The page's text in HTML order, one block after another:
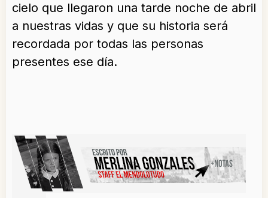
cielo que llegaron una tarde noche de abril
a nuestras vidas y que su historia será
recordada por todas las personas
presentes ese día.